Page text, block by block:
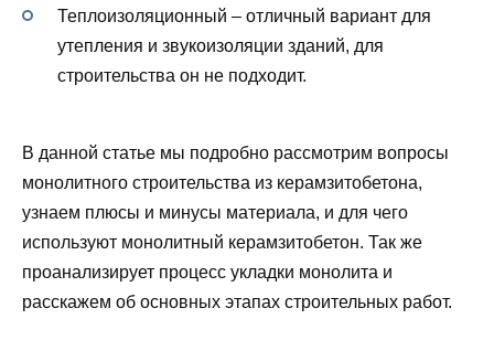
Теплоизоляционный – отличный вариант для
утепления и звукоизоляции зданий, для
строительства он не подходит.
В данной статье мы подробно рассмотрим вопросы
монолитного строительства из керамзитобетона,
узнаем плюсы и минусы материала, и для чего
используют монолитный керамзитобетон. Так же
проанализирует процесс укладки монолита и
расскажем об основных этапах строительных работ.